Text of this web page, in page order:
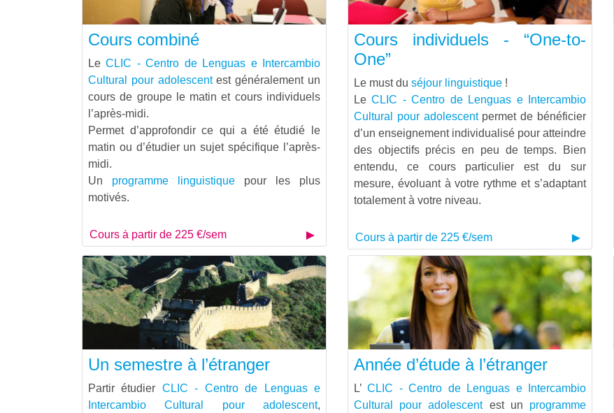
Cours combiné
LeCLIC - Centro de Lenguas e Intercambio
Cultural pour adolescentest généralement un
cours de groupe le matin et cours individuels
l’après-midi.
Permet d’approfondir ce qui a été étudié le
matin ou d’étudier un sujet spécifique l’après-
midi.
Un programme linguistique pour les plus
motivés.
Cours à partir de 225 €/sem
Cours individuels - “One-to-
One”
Le must du séjour linguistique!
LeCLIC - Centro de Lenguas e Intercambio
Cultural pour adolescentpermet de bénéficier
d’un enseignement individualisé pour atteindre
des objectifs précis en peu de temps. Bien
entendu, ce cours particulier est du sur
mesure, évoluant à votre rythme et s’adaptant
totalement à votre niveau.
Cours à partir de 225 €/sem
Un semestre à l’étranger
Partir étudier CLIC - Centro de Lenguas e
Intercambio Cultural pour adolescent,
Année d’étude à l’étranger
L’CLIC - Centro de Lenguas e Intercambio
Cultural pour adolescentest un programme